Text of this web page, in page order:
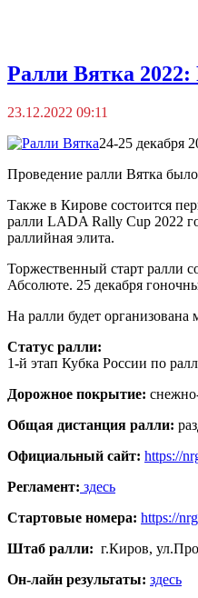
Ралли Вятка 2022:
23.12.2022 09:11
24-25 декабря
Проведение ралли Вятка
Также в Кирове состоится
ралли LADA Rally Cup 2022
раллийная элита.
Торжественный старт ралли
Абсолюте. 25 декабря
На ралли будет организована
Статус ралли:
1-й этап Кубка России по
Дорожное покрытие:
Общая дистанция ралли:
Официальный сайт: https://
Регламент: здесь
Стартовые номера: https://
Штаб ралли: г.Киров,
Он-лайн результаты: здесь